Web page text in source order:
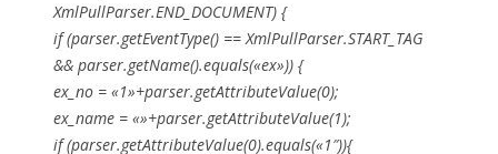
XmlPullParser.END_DOCUMENT) {
if (parser.getEventType() == XmlPullParser.START_TAG
&& parser.getName().equals(«ex»)) {
ex_no = «1»+parser.getAttributeValue(0);
ex_name = «»+parser.getAttributeValue(1);
if (parser.getAttributeValue(0).equals(«1″)){